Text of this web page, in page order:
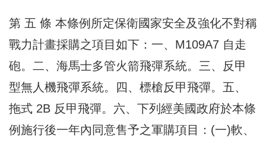
第 五 條 本條例所定保衛國家安全及強化不對稱
戰力計畫採購之項目如下：一、M109A7 自走
砲。二、海馬士多管火箭飛彈系統。三、反甲
型無人機飛彈系統。四、標槍反甲飛彈。五、
拖式 2B 反甲飛彈。六、下列經美國政府於本條
例施行後一年內同意售予之軍購項目：(一)軟、